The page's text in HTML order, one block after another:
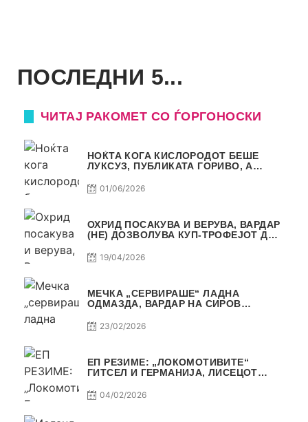
ПОСЛЕДНИ 5...
ЧИТАЈ РАКОМЕТ СО ЃОРГОНОСКИ
НОЌТА КОГА КИСЛОРОДОТ БЕШЕ
ЛУКСУЗ, ПУБЛИКАТА ГОРИВО, А
01/06/2026
ОХРИД ПОСАКУВА И ВЕРУВА, ВАРДАР
(НЕ) ДОЗВОЛУВА КУП-ТРОФЕЈОТ ДА
19/04/2026
МЕЧКА „СЕРВИРАШЕ“ ЛАДНА
ОДМАЗДА, ВАРДАР НА СИРОВ
АВТОКОМАНДА
23/02/2026
ЕП РЕЗИМЕ: „ЛОКОМОТИВИТЕ“
ГИТСЕЛ И ГЕРМАНИЈА, ЛИСЕЦОТ
04/02/2026